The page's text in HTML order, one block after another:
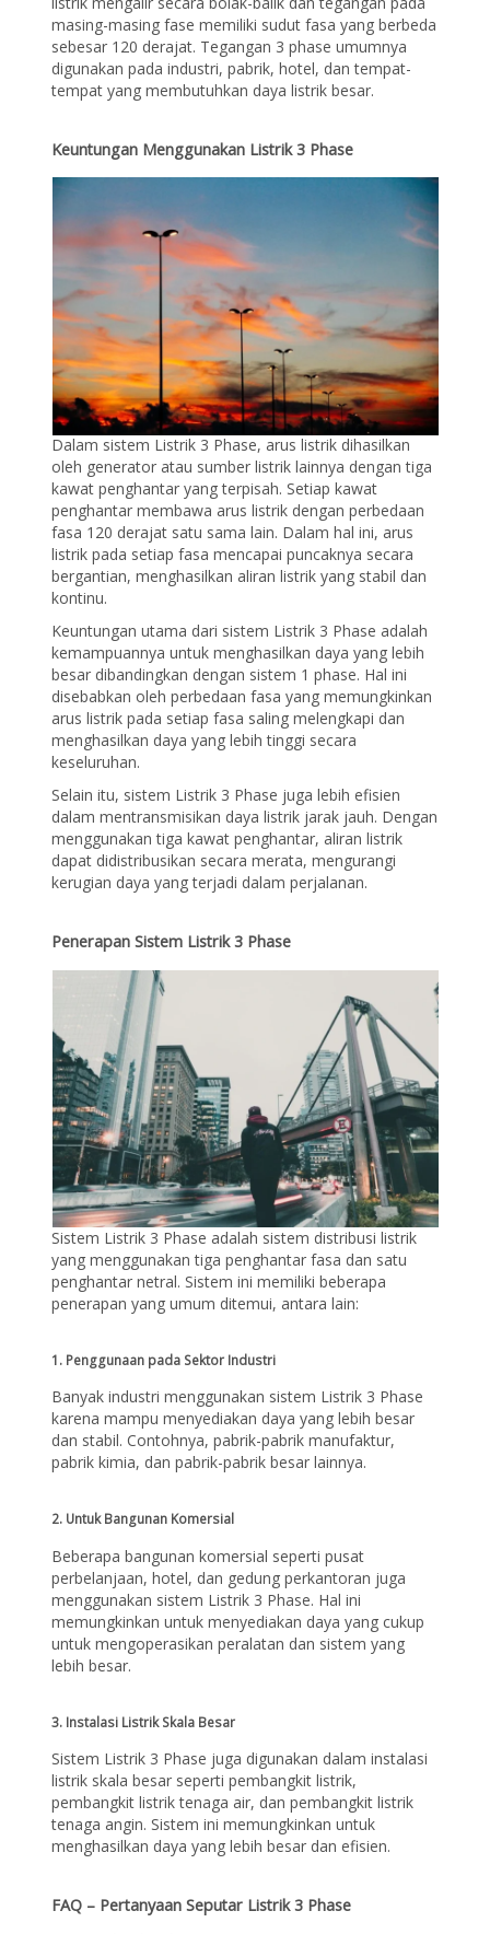
masing-masing fase memiliki sudut fasa yang berbeda
sebesar 120 derajat. Tegangan 3 phase umumnya
digunakan pada industri, pabrik, hotel, dan tempat-
tempat yang membutuhkan daya listrik besar.
Keuntungan Menggunakan Listrik 3 Phase
Dalam sistem Listrik 3 Phase, arus listrik dihasilkan
oleh generator atau sumber listrik lainnya dengan tiga
kawat penghantar yang terpisah. Setiap kawat
penghantar membawa arus listrik dengan perbedaan
fasa 120 derajat satu sama lain. Dalam hal ini, arus
listrik pada setiap fasa mencapai puncaknya secara
bergantian, menghasilkan aliran listrik yang stabil dan
kontinu.
Keuntungan utama dari sistem Listrik 3 Phase adalah
kemampuannya untuk menghasilkan daya yang lebih
besar dibandingkan dengan sistem 1 phase. Hal ini
disebabkan oleh perbedaan fasa yang memungkinkan
arus listrik pada setiap fasa saling melengkapi dan
menghasilkan daya yang lebih tinggi secara
keseluruhan.
Selain itu, sistem Listrik 3 Phase juga lebih efisien
dalam mentransmisikan daya listrik jarak jauh. Dengan
menggunakan tiga kawat penghantar, aliran listrik
dapat didistribusikan secara merata, mengurangi
kerugian daya yang terjadi dalam perjalanan.
Penerapan Sistem Listrik 3 Phase
Sistem Listrik 3 Phase adalah sistem distribusi listrik
yang menggunakan tiga penghantar fasa dan satu
penghantar netral. Sistem ini memiliki beberapa
penerapan yang umum ditemui, antara lain:
1. Penggunaan pada Sektor Industri
Banyak industri menggunakan sistem Listrik 3 Phase
karena mampu menyediakan daya yang lebih besar
dan stabil. Contohnya, pabrik-pabrik manufaktur,
pabrik kimia, dan pabrik-pabrik besar lainnya.
2. Untuk Bangunan Komersial
Beberapa bangunan komersial seperti pusat
perbelanjaan, hotel, dan gedung perkantoran juga
menggunakan sistem Listrik 3 Phase. Hal ini
memungkinkan untuk menyediakan daya yang cukup
untuk mengoperasikan peralatan dan sistem yang
lebih besar.
3. Instalasi Listrik Skala Besar
Sistem Listrik 3 Phase juga digunakan dalam instalasi
listrik skala besar seperti pembangkit listrik,
pembangkit listrik tenaga air, dan pembangkit listrik
tenaga angin. Sistem ini memungkinkan untuk
menghasilkan daya yang lebih besar dan efisien.
FAQ – Pertanyaan Seputar Listrik 3 Phase